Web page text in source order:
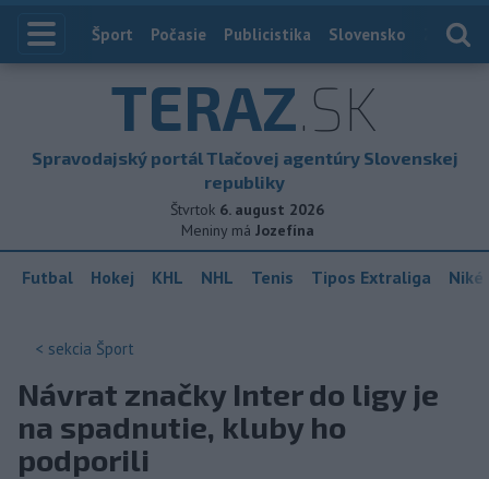
Index
Šport Počasie Publicistika Slovensko
TERAZ.SK
Spravodajský portál Tlačovej agentúry Slovenskej
republiky
Štvrtok 6. august 2026
Meniny má Jozefína
Futbal Hokej KHL NHL Tenis Tipos Extraliga
< sekcia Šport
Návrat značky Inter do ligy je
na spadnutie, kluby ho
podporili